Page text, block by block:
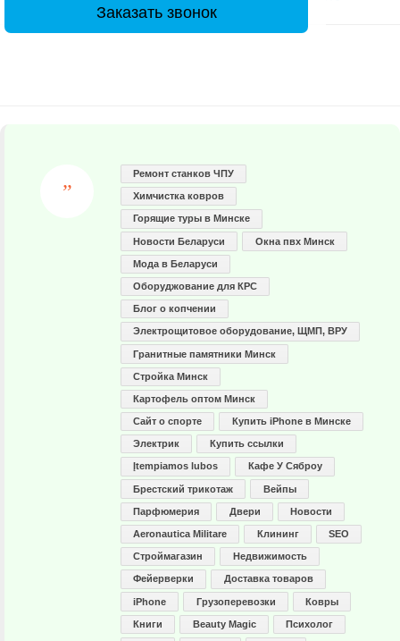
Заказать звонок
Ремонт станков ЧПУ
Химчистка ковров
Горящие туры в Минске
Новости Беларуси Окна пвх Минск
Мода в Беларуси
Оборуджование для КРС
Блог о копчении
Электрощитовое оборудование, ЩМП, ВРУ
Гранитные памятники Минск
Стройка Минск
Картофель оптом Минск
Сайт о спорте Купить iPhone в Минске
Электрик Купить ссылки
Įtempiamos lubos Кафе У Сяброу
Брестский трикотаж Вейпы
Парфюмерия Двери Новости
Aeronautica Militare Клининг SEO
Строймагазин Недвижимость
Фейерверки Доставка товаров
iPhone Грузоперевозки Ковры
Книги Beauty Magic Психолог